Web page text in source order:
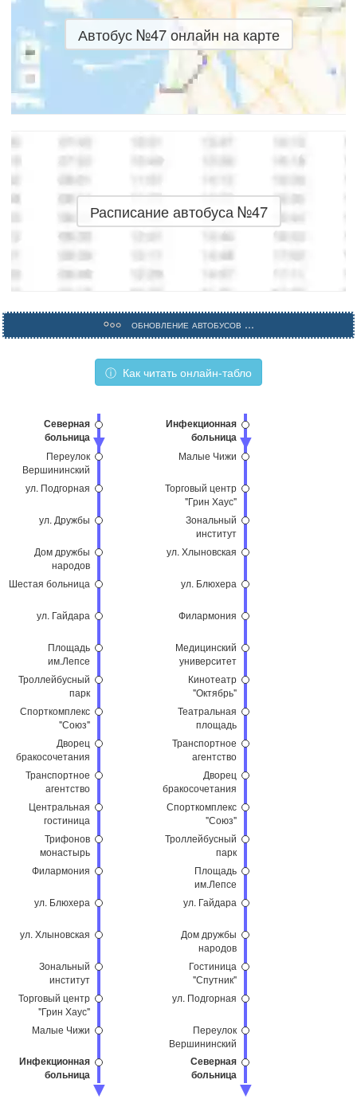
Автобус №47 онлайн на карте
Расписание автобуса №47
Обновление автобусов ...
Северная
больница
Переулок
Вершининский
ул. Подгорная
ул. Дружбы
Дом дружбы
народов
Шестая больница
ул. Гайдара
Площадь
им.Лепсе
Троллейбусный
парк
Спорткомплекс
"Союз"
Дворец
бракосочетания
Транспортное
агентство
Центральная
гостиница
Трифонов
монастырь
Филармония
ул. Блюхера
ул. Хлыновская
Зональный
институт
Торговый центр
"Грин Хаус"
Малые Чижи
Инфекционная
больница
Инфекционная
больница
Малые Чижи
Торговый центр
"Грин Хаус"
Зональный
институт
ул. Хлыновская
ул. Блюхера
Филармония
Медицинский
университет
Кинотеатр
"Октябрь"
Театральная
площадь
Транспортное
агентство
Дворец
бракосочетания
Спорткомплекс
"Союз"
Троллейбусный
парк
Площадь
им.Лепсе
ул. Гайдара
Дом дружбы
народов
Гостиница
"Спутник"
ул. Подгорная
Переулок
Вершининский
Северная
больница